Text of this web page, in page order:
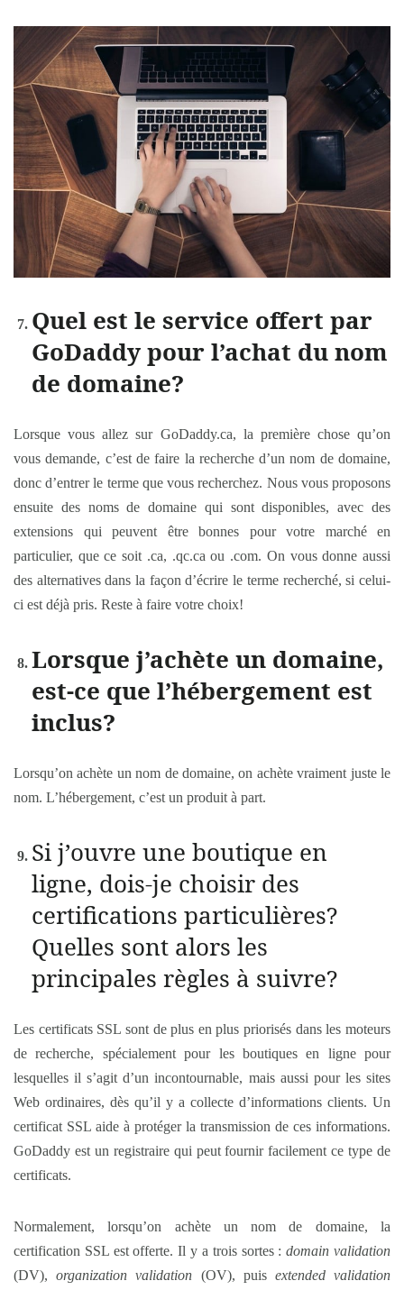
Quel est le service offert par
GoDaddy pour l’achat du nom
de domaine?
Lorsque vous allez sur GoDaddy.ca, la première chose qu’on
vous demande, c’est de faire la recherche d’un nom de domaine,
donc d’entrer le terme que vous recherchez. Nous vous proposons
ensuite des noms de domaine qui sont disponibles, avec des
extensions qui peuvent être bonnes pour votre marché en
particulier, que ce soit .ca, .qc.ca ou .com. On vous donne aussi
des alternatives dans la façon d’écrire le terme recherché, si celui-
ci est déjà pris. Reste à faire votre choix!
Lorsque j’achète un domaine,
est-ce que l’hébergement est
inclus?
Lorsqu’on achète un nom de domaine, on achète vraiment juste le
nom. L’hébergement, c’est un produit à part.
Si j’ouvre une boutique en
ligne, dois-je choisir des
certifications particulières?
Quelles sont alors les
principales règles à suivre?
Les certificats SSL sont de plus en plus priorisés dans les moteurs
de recherche, spécialement pour les boutiques en ligne pour
lesquelles il s’agit d’un incontournable, mais aussi pour les sites
Web ordinaires, dès qu’il y a collecte d’informations clients. Un
certificat SSL aide à protéger la transmission de ces informations.
GoDaddy est un registraire qui peut fournir facilement ce type de
certificats.
Normalement, lorsqu’on achète un nom de domaine, la
certification SSL est offerte. Il y a trois sortes :domain validation
(DV),organization validation (OV), puis extended validation